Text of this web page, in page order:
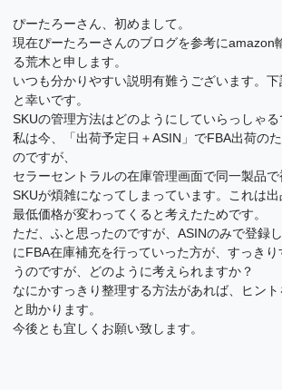
ぴーたろーさん、初めまして。
現在ぴーたろーさんのブログを参考にamazon
る荒木と申します。
いつも分かりやすい説明有難うございます。
と幸いです。
SKUの管理方法はどのようにしていらっしゃる
私は今、「出荷予定日＋ASIN」でFBA出荷の
のですが、
セラーセントラルの在庫管理画面で同一製品で
SKUが煩雑になってしまっています。これは
最低価格が変わってくると考えたためです。
ただ、ふと思ったのですが、ASINのみで登録
にFBA在庫補充を行っていった方が、すっき
うのですが、どのように考えられますか？
なにかすっきり整理する方法があれば、ヒン
と助かります。
今後とも宜しくお願い致します。